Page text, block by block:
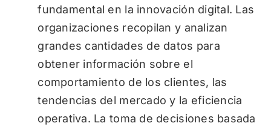
fundamental en la innovación digital. Las
organizaciones recopilan y analizan
grandes cantidades de datos para
obtener información sobre el
comportamiento de los clientes, las
tendencias del mercado y la eficiencia
operativa. La toma de decisiones basada